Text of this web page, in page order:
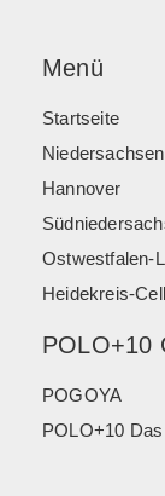
Menü
Startseite
Niedersachsen
Hannover
Ostwestfalen-
Heidekreis-
POLO+10
POGOYA
POLO+10